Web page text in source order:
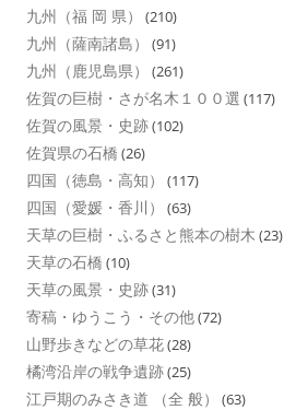
九州（福 岡 県） (210)
九州（薩南諸島） (91)
九州（鹿児島県） (261)
佐賀の巨樹・さが名木１００選 (117)
佐賀の風景・史跡(102)
佐賀県の石橋 (26)
四国（徳島・高知） (117)
四国（愛媛・香川） (63)
天草の巨樹・ふるさと熊本の樹木 (23)
天草の石橋 (10)
天草の風景・史跡(31)
寄稿・ゆうこう・その他(72)
山野歩きなどの草花(28)
橘湾沿岸の戦争遺跡(25)
江戸期のみさき道 （全 般） (63)